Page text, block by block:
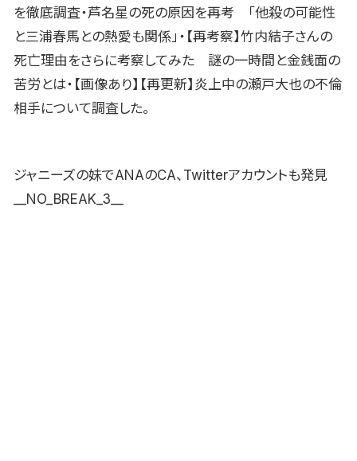
を徹底調査・芦名星の死の原因を再考 「他殺の可能性
と三浦春馬との熱愛も関係」・【再考察】竹内結子さんの
死亡理由をさらに考察してみた 謎の一時間と金銭面の
苦労とは・【画像あり】【再更新】炎上中の瀬戸大也の不倫
相手について調査した。
ジャニーズの妹でANAのCA、Twitterアカウントも発見
__NO_BREAK_3__